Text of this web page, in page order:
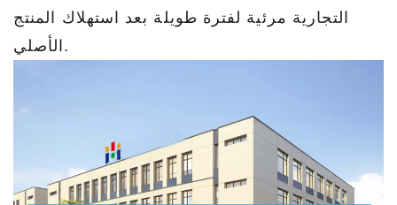
التجارية مرئية لفترة طويلة بعد استهلاك المنتج
الأصلي.